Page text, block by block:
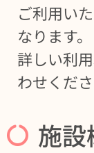
ご利用い
なります。
詳しい利
わせくださ
施設